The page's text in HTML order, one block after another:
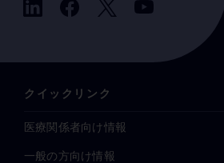
クイックリンク
医療関係者向け情報
一般の方向け情報